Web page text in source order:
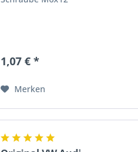
1,07 € *
Merken